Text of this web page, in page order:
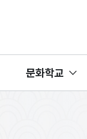
문화학교